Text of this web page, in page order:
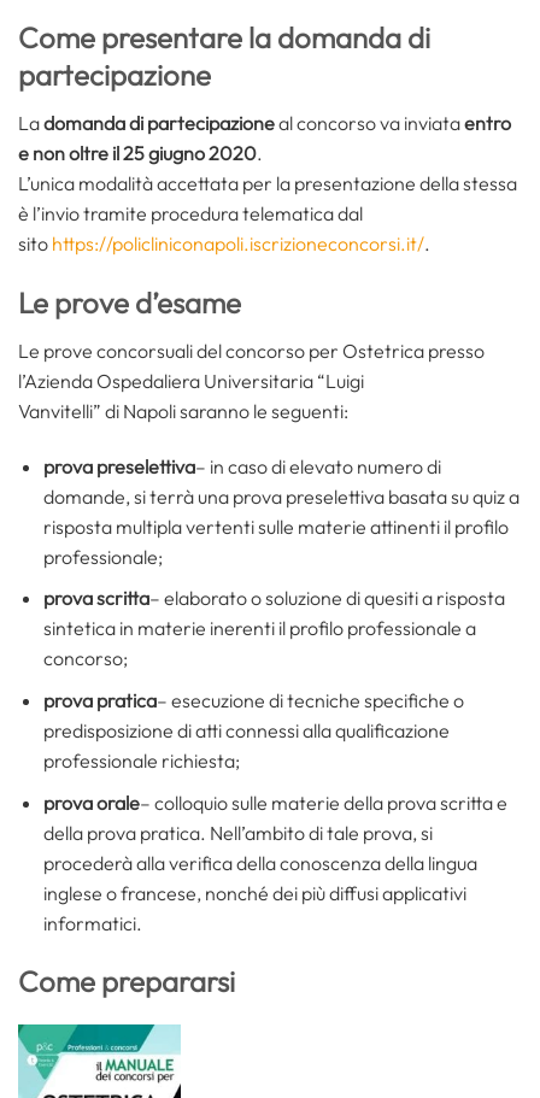
Come presentare la domanda di
partecipazione
Ladomanda di partecipazioneal concorso va inviataentro
e non oltre il 25 giugno 2020.
L’unica modalità accettata per la presentazione della stessa
è l’invio tramite procedura telematica dal
sito https://policliniconapoli.iscrizioneconcorsi.it/.
Le prove d’esame
Le prove concorsuali del concorso per Ostetrica presso
l’Azienda Ospedaliera Universitaria “Luigi
Vanvitelli” di Napoli saranno le seguenti:
prova preselettiva– in caso di elevato numero di
domande, si terrà una prova preselettiva basata su quiz a
risposta multipla vertenti sulle materie attinenti il profilo
professionale;
prova scritta– elaborato o soluzione di quesiti a risposta
sintetica in materie inerenti il profilo professionale a
concorso;
prova pratica– esecuzione di tecniche specifiche o
predisposizione di atti connessi alla qualificazione
professionale richiesta;
prova orale– colloquio sulle materie della prova scritta e
della prova pratica. Nell’ambito di tale prova, si
procederà alla verifica della conoscenza della lingua
inglese o francese, nonché dei più diffusi applicativi
informatici.
Come prepararsi